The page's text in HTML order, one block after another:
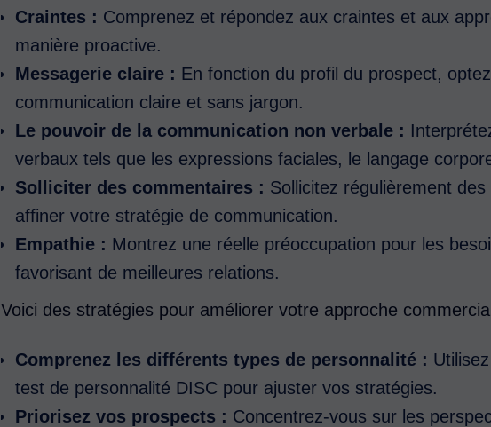
Craintes : Comprenez et répondez aux craintes et aux
manière proactive.
Messagerie claire : En fonction du profil du prospect,
communication claire et sans jargon.
Le pouvoir de la communication non verbale :
verbaux tels que les expressions faciales, le langage
Solliciter des commentaires : Sollicitez régulièrement
affiner votre stratégie de communication.
Empathie : Montrez une réelle préoccupation pour les
favorisant de meilleures relations.
Voici des stratégies pour améliorer votre approche
Comprenez les différents types de personnalité :
test de personnalité DISC pour ajuster vos stratégies.
Priorisez vos prospects : Concentrez-vous sur les